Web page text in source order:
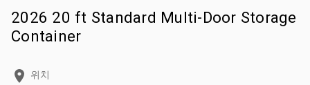
2026 20 ft Standard Multi-Door Storage
Container
위치